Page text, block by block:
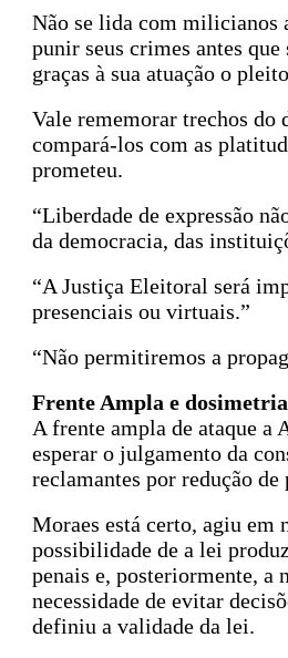
Não se lida com milicianos
punir seus crimes antes
graças à sua atuação o
Vale rememorar trechos do
compará-los com as
prometeu.
“Liberdade de expressão
da democracia, das
“A Justiça Eleitoral será
presenciais ou virtuais.”
“Não permitiremos a
Frente Ampla e dosimetria
A frente ampla de ataque a
esperar o julgamento da
reclamantes por redução
Moraes está certo, agiu
possibilidade de a lei
penais e, posteriormente, a
necessidade de evitar
definiu a validade da lei.